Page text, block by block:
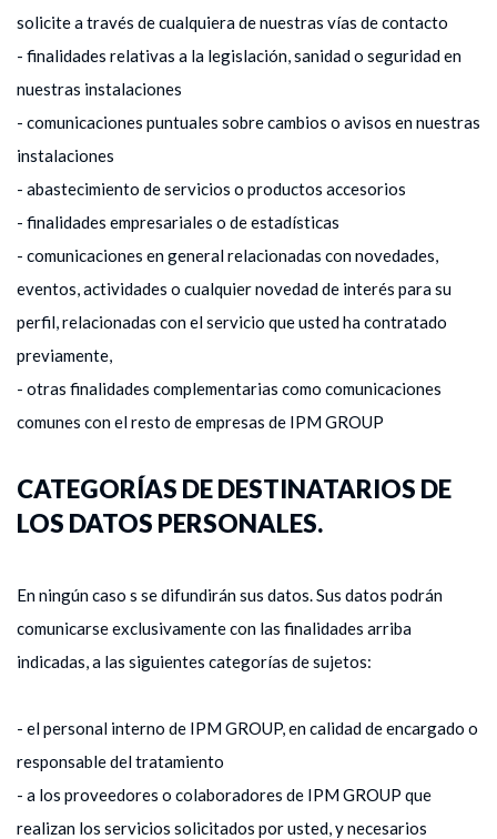
solicite a través de cualquiera de nuestras vías de contacto
- finalidades relativas a la legislación, sanidad o seguridad en
nuestras instalaciones
- comunicaciones puntuales sobre cambios o avisos en nuestras
instalaciones
- abastecimiento de servicios o productos accesorios
- finalidades empresariales o de estadísticas
- comunicaciones en general relacionadas con novedades,
eventos, actividades o cualquier novedad de interés para su
perfil, relacionadas con el servicio que usted ha contratado
previamente,
- otras finalidades complementarias como comunicaciones
comunes con el resto de empresas de IPM GROUP
CATEGORÍAS DE DESTINATARIOS DE
LOS DATOS PERSONALES.
En ningún caso s se difundirán sus datos. Sus datos podrán
comunicarse exclusivamente con las finalidades arriba
indicadas, a las siguientes categorías de sujetos:
- el personal interno de IPM GROUP, en calidad de encargado o
responsable del tratamiento
- a los proveedores o colaboradores de IPM GROUP que
realizan los servicios solicitados por usted, y necesarios